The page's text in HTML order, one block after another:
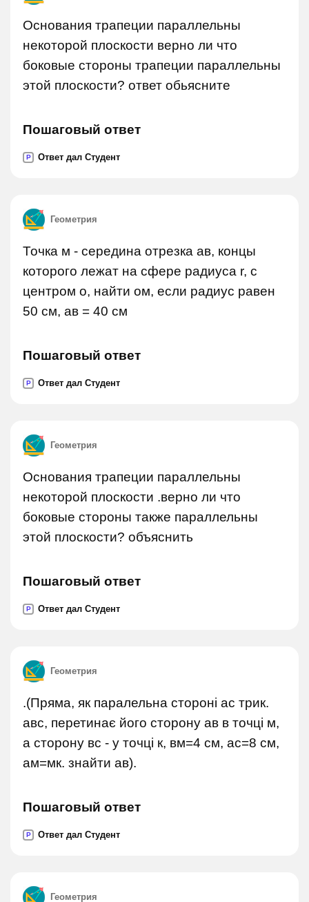
Основания трапеции параллельны
некоторой плоскости верно ли что
боковые стороны трапеции параллельны
этой плоскости? ответ обьясните
Пошаговый ответ
P Ответ дал Студент
Геометрия
Точка м - середина отрезка ав, концы
которого лежат на сфере радиуса r, с
центром о, найти ом, если радиус равен
50 см, ав = 40 см
Пошаговый ответ
P Ответ дал Студент
Геометрия
Основания трапеции параллельны
некоторой плоскости .верно ли что
боковые стороны также параллельны
этой плоскости? объяснить
Пошаговый ответ
P Ответ дал Студент
Геометрия
.(Пряма, як паралельна стороні ас трик.
авс, перетинає його сторону ав в точці м,
а сторону вс - у точці к, вм=4 см, ас=8 см,
ам=мк. знайти ав).
Пошаговый ответ
P Ответ дал Студент
Геометрия